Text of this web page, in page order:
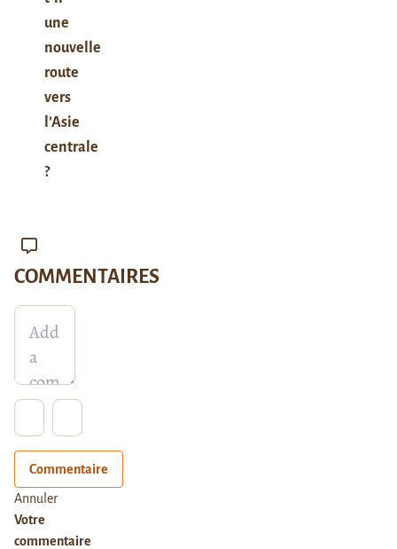
une
nouvelle
route
vers
l’Asie
centrale
?
COMMENTAIRES
Commentaire
Annuler
Votre
commentaire